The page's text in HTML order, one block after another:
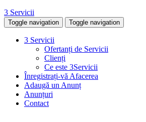
3 Servicii
Toggle navigation Toggle navigation
3 Servicii
Ofertanți de Servicii
Clienți
Ce este 3Servicii
Înregistrați-vă Afacerea
Adaugă un Anunț
Anunțuri
Contact